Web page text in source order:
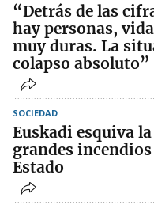
“Detrás de las
hay personas,
muy duras. La
colapso absoluto”
SOCIEDAD
Euskadi esquiva
grandes
Estado